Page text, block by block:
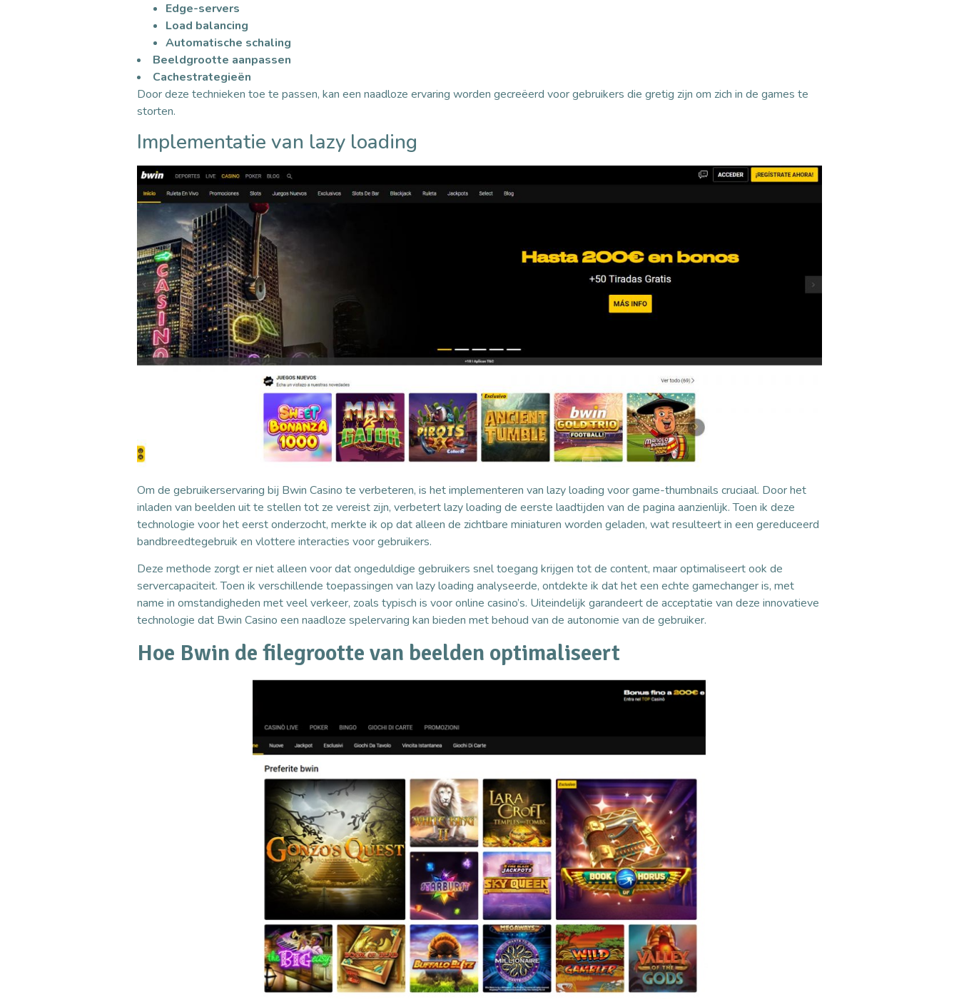
Edge-servers
Load balancing
Automatische schaling
Beeldgrootte aanpassen
Cachestrategieën
Door deze technieken toe te passen, kan een naadloze ervaring worden gecreëerd voor gebruikers die gretig zijn om zich in de games te
storten.
Implementatie van lazy loading
Om de gebruikerservaring bij Bwin Casino te verbeteren, is het implementeren van lazy loading voor game-thumbnails cruciaal. Door het
inladen van beelden uit te stellen tot ze vereist zijn, verbetert lazy loading de eerste laadtijden van de pagina aanzienlijk. Toen ik deze
technologie voor het eerst onderzocht, merkte ik op dat alleen de zichtbare miniaturen worden geladen, wat resulteert in een gereduceerd
bandbreedtegebruik en vlottere interacties voor gebruikers.
Deze methode zorgt er niet alleen voor dat ongeduldige gebruikers snel toegang krijgen tot de content, maar optimaliseert ook de
servercapaciteit. Toen ik verschillende toepassingen van lazy loading analyseerde, ontdekte ik dat het een echte gamechanger is, met
name in omstandigheden met veel verkeer, zoals typisch is voor online casino’s. Uiteindelijk garandeert de acceptatie van deze innovatieve
technologie dat Bwin Casino een naadloze spelervaring kan bieden met behoud van de autonomie van de gebruiker.
Hoe Bwin de filegrootte van beelden optimaliseert